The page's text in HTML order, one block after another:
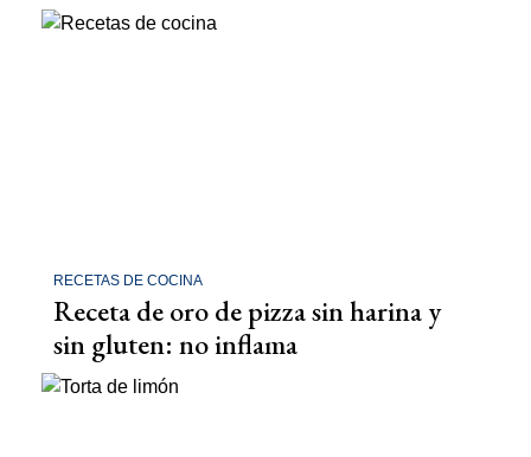
RECETAS DE COCINA
Receta de oro de pizza sin harina y
sin gluten: no inflama